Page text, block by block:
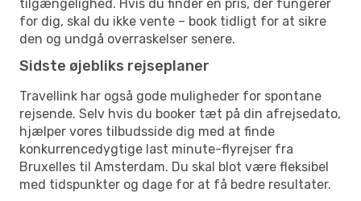
tilgængelighed. Hvis du finder en pris, der fungerer
for dig, skal du ikke vente – book tidligt for at sikre
den og undgå overraskelser senere.
Sidste øjebliks rejseplaner
Travellink har også gode muligheder for spontane
rejsende. Selv hvis du booker tæt på din afrejsedato,
hjælper vores tilbudsside dig med at finde
konkurrencedygtige last minute-flyrejser fra
Bruxelles til Amsterdam. Du skal blot være fleksibel
med tidspunkter og dage for at få bedre resultater.